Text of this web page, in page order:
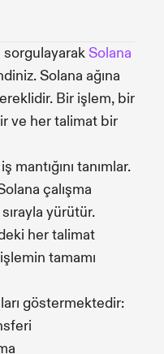
Solana
Solana ağına
Bir işlem, bir
ve her talimat bir
tanımlar.
çalışma
yürütür.
her talimat
tamamı
göstermektedir: